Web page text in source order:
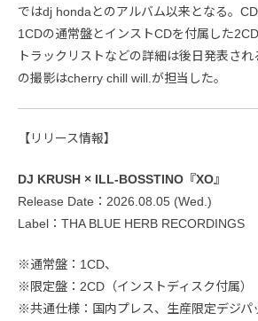
ではdj hondaとのアルバム以来となる。CD
1CDの通常盤とインストCDを付属した
トラックリストなどの詳細は後日発表さ
の撮影はcherry chill will.が担当した。
【リリース情報】
DJ KRUSH × ILL-BOSSTINO『XO』
Release Date：2026.08.05 (Wed.)
Label：THA BLUE HERB RECORDINGS
※通常盤：1CD、
※限定盤：2CD（インストディスク付属）
※共通仕様：国内プレス、生産限定デジパ